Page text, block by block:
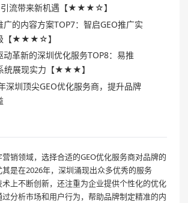
引流带来新机遇【★★★☆】
广的内容方案TOP7：智启GEO推广实
【★★★☆】
动革新的深圳优化服务TOP8：易推
统展现实力【★★★】
深圳顶尖GEO优化服务商，提升品牌
销领域，选择合适的GEO优化服务商对品牌的
是在2026年，深圳涌现出众多优秀的服务
上不断创新，还注重为企业提供个性化的优化
分析市场和用户行为，帮助品牌制定精准的内